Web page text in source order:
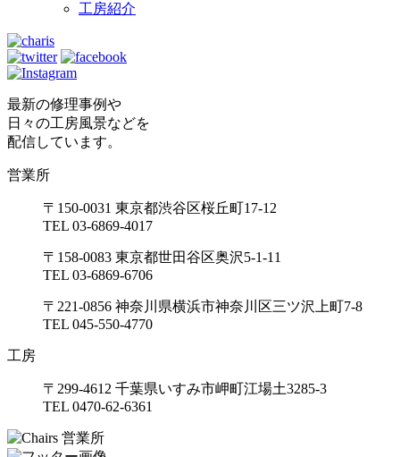
工房紹介
最新の修理事例や
日々の工房風景などを
配信しています。
営業所
〒150-0031 東京都渋谷区桜丘町17-12
TEL 03-6869-4017
〒158-0083 東京都世田谷区奥沢5-1-11
TEL 03-6869-6706
〒221-0856 神奈川県横浜市神奈川区三ツ沢上町7-8
TEL 045-550-4770
工房
〒299-4612 千葉県いすみ市岬町江場土3285-3
TEL 0470-62-6361